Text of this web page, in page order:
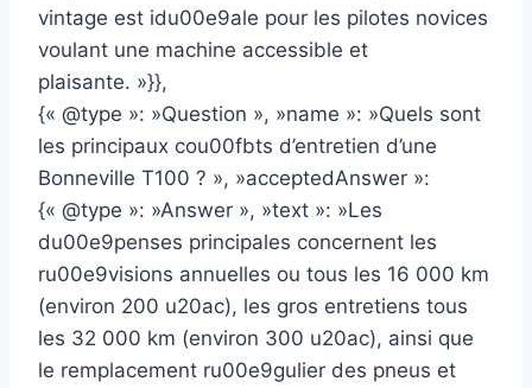
vintage est idu00e9ale pour les pilotes novices
voulant une machine accessible et
plaisante. »}},
{« @type »: »Question », »name »: »Quels sont
les principaux cou00fbts d’entretien d’une
Bonneville T100 ? », »acceptedAnswer »:
{« @type »: »Answer », »text »: »Les
du00e9penses principales concernent les
ru00e9visions annuelles ou tous les 16 000 km
(environ 200 u20ac), les gros entretiens tous
les 32 000 km (environ 300 u20ac), ainsi que
le remplacement ru00e9gulier des pneus et